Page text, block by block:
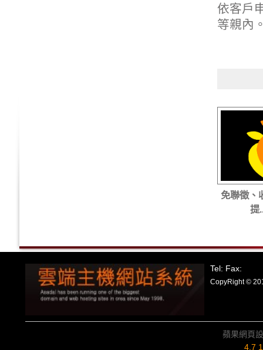
依客戶
等親內
免聯徵、
提
Tel: Fax:
CopyRight ©
蘋果網頁
4.7